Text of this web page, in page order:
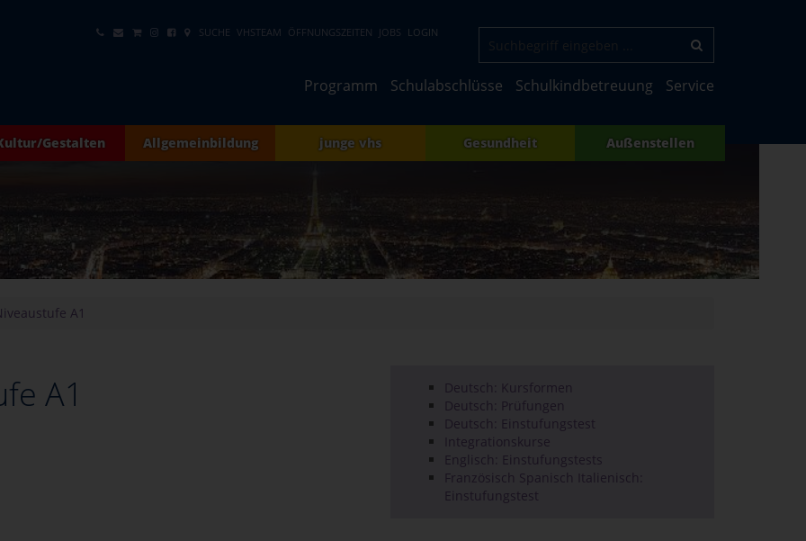
SUCHE VHSTEAM ÖFFNUNGSZEITEN JOBS LOGIN
Programm Schulabschlüsse Schulkindbetreuung Service
Gestalten Allgemeinbildung junge vhs Gesundheit Außenstellen
A1
A1
Deutsch: Kursformen
Deutsch: Prüfungen
Deutsch: Einstufungstest
Integrationskurse
Englisch: Einstufungstests
Französisch Spanisch Italienisch:
Einstufungstest